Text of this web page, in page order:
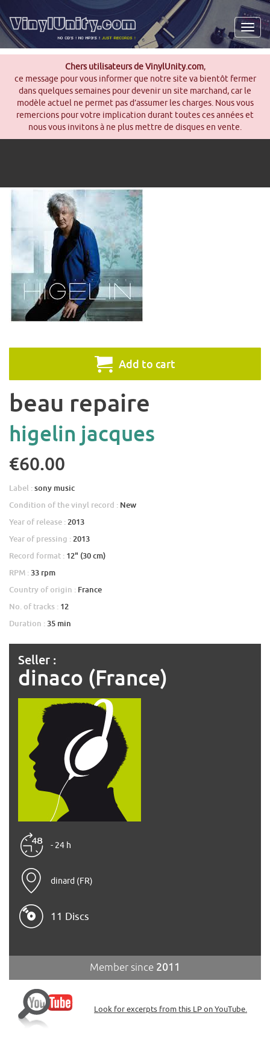
Chers utilisateurs de VinylUnity.com,
ce message pour vous informer que notre site va bientôt fermer
dans quelques semaines pour devenir un site marchand, car le
modèle actuel ne permet pas d’assumer les charges. Nous vous
remercions pour votre implication durant toutes ces années et
nous vous invitons à ne plus mettre de disques en vente.
Add to cart
beau repaire
higelin jacques
€60.00
Label :sony music
Condition of the vinyl record : New
Year of release : 2013
Year of pressing : 2013
Record format : 12" (30 cm)
RPM : 33 rpm
Country of origin : France
No. of tracks : 12
Duration : 35 min
Seller :
dinaco (France)
- 24 h
dinard (FR)
11 Discs
Member since 2011
Look for excerpts from this LP on YouTube.